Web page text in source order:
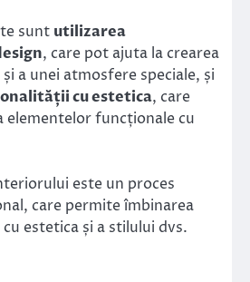
sunt utilizarea
, care pot ajuta la crearea
a unei atmosfere speciale, și
cu estetica, care
elementelor funcționale cu
este un proces
care permite îmbinarea
estetica și a stilului dvs.